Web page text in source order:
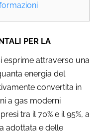
PER LA
esprime attraverso una
energia del
convertita in
a gas moderni
tra il 70% e il 95%, a
adottata e delle